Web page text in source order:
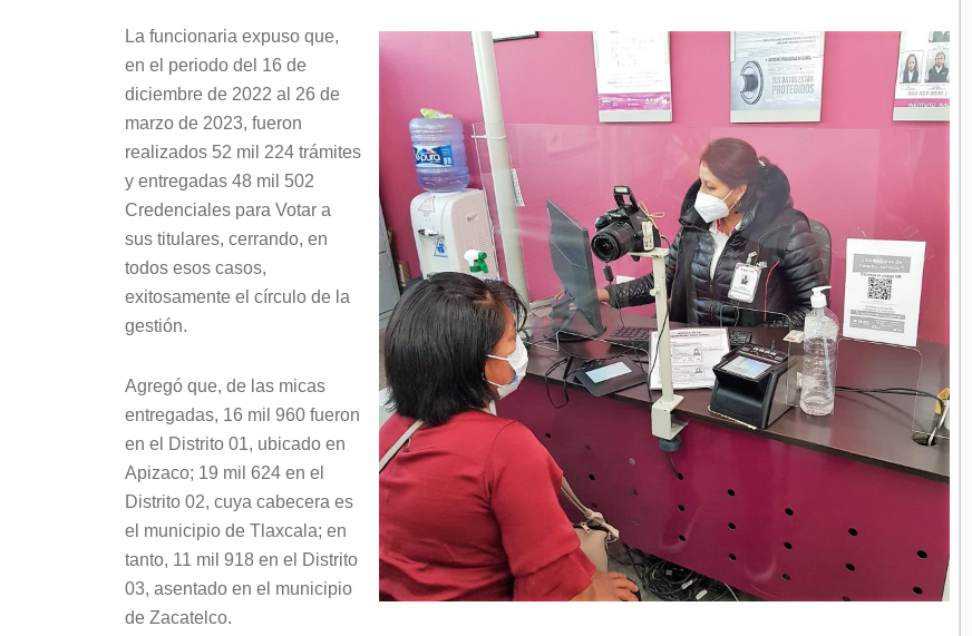
La funcionaria expuso que,
en el periodo del 16 de
diciembre de 2022 al 26 de
marzo de 2023, fueron
realizados 52 mil 224 trámites
y entregadas 48 mil 502
Credenciales para Votar a
sus titulares, cerrando, en
todos esos casos,
exitosamente el círculo de la
gestión.
Agregó que, de las micas
entregadas, 16 mil 960 fueron
en el Distrito 01, ubicado en
Apizaco; 19 mil 624 en el
Distrito 02, cuya cabecera es
el municipio de Tlaxcala; en
tanto, 11 mil 918 en el Distrito
03, asentado en el municipio
de Zacatelco.